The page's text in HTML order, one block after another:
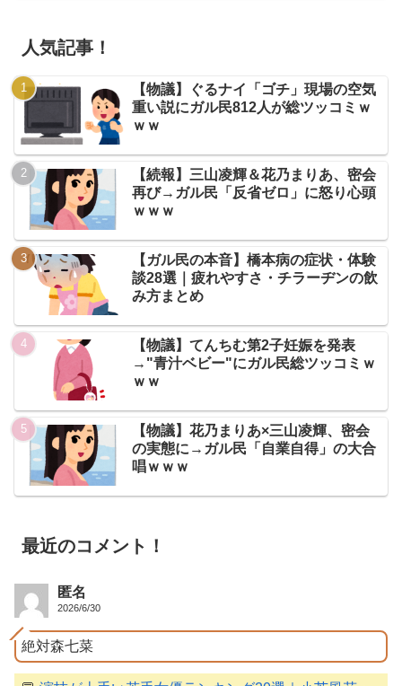
人気記事！
【物議】ぐるナイ「ゴチ」現場の空気
重い説にガル民812人が総ツッコミｗ
ｗｗ
【続報】三山凌輝＆花乃まりあ、密会
再び→ガル民「反省ゼロ」に怒り心頭
ｗｗｗ
【ガル民の本音】橋本病の症状・体験
談28選｜疲れやすさ・チラーヂンの飲
み方まとめ
【物議】てんちむ第2子妊娠を発表
→"青汁ベビー"にガル民総ツッコミｗ
ｗｗ
【物議】花乃まりあ×三山凌輝、密会
の実態に→ガル民「自業自得」の大合
唱ｗｗｗ
最近のコメント！
匿名
2026/6/30
絶対森七菜